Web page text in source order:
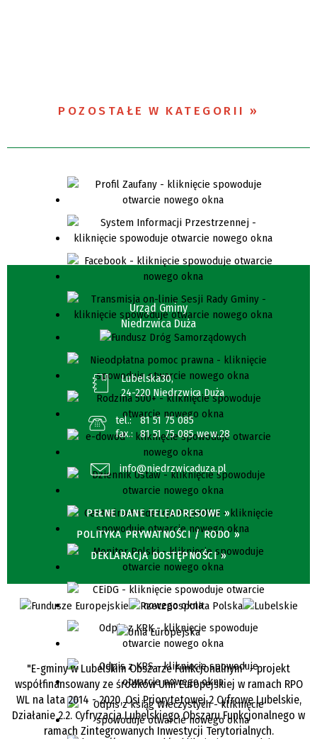
POZOSTAŁE W KATEGORII
Urząd Gminy
Niedrzwica Duża
Lubelska30,
24-220 Niedrzwica Duża
tel.:
81 51 75 085
fax.:
81 51 75 085 wew.28
info@niedrzwicaduza.pl
PEŁNE DANE TELEADRESOWE »
POLITYKA PRYWATNOŚCI / RODO »
DEKLARACJA DOSTĘPNOŚCI »
"E-gminy w Lubelskim Obszarze Funkcjonalnym" - projekt
współfinansowany ze środków Unii Europejskiej w ramach RPO
WL na lata 2014 - 2020, Osi Priorytetowej 2 Cyfrowe Lubelskie,
Działanie 2.2. Cyfryzacja Lubelskiego Obszaru Funkcjonalnego w
ramach Zintegrowanych Inwestycji Terytorialnych.